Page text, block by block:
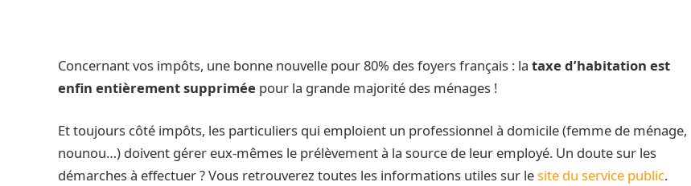
Concernant vos impôts, une bonne nouvelle pour 80% des foyers français : la taxe d’habitation est
enfin entièrement supprimée pour la grande majorité des ménages !
Et toujours côté impôts, les particuliers qui emploient un professionnel à domicile (femme de ménage,
nounou…) doivent gérer eux-mêmes le prélèvement à la source de leur employé. Un doute sur les
démarches à effectuer ? Vous retrouverez toutes les informations utiles sur lesite du service public.